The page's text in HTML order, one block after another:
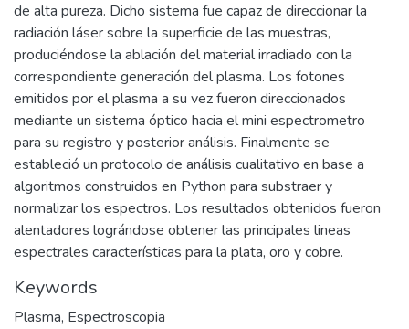
de alta pureza. Dicho sistema fue capaz de direccionar la
radiación láser sobre la superficie de las muestras,
produciéndose la ablación del material irradiado con la
correspondiente generación del plasma. Los fotones
emitidos por el plasma a su vez fueron direccionados
mediante un sistema óptico hacia el mini espectrometro
para su registro y posterior análisis. Finalmente se
estableció un protocolo de análisis cualitativo en base a
algoritmos construidos en Python para substraer y
normalizar los espectros. Los resultados obtenidos fueron
alentadores lográndose obtener las principales lineas
espectrales características para la plata, oro y cobre.
Keywords
Plasma, Espectroscopia